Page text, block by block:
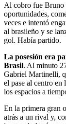
Al cobro fue Bruno
oportunidades,
veces e intentó
al brasileño y se
gol. Había partido.
La posesión era
Brasil. Al minuto
Gabriel Martinelli,
el pase al centro en
los espacios a
En la primera gran
atrás a un rival y,